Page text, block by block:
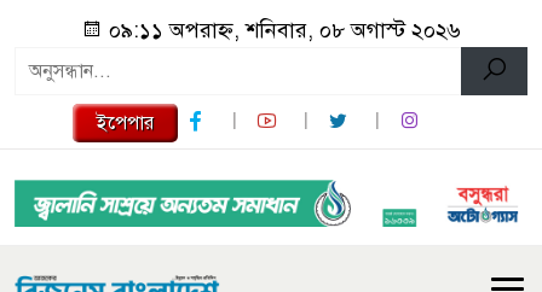
০৯:১১ অপরাহ্ন, শনিবার, ০৮ অগাস্ট ২০২৬
ইপেপার